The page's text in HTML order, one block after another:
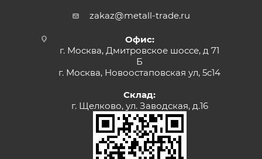
zakaz@metall-trade.ru
Офис:
г. Москва, Дмитровское шоссе, д 71
Б
г. Москва, Новоостаповская ул, 5с14
Склад:
г. Щелково, ул. Заводская, д.16